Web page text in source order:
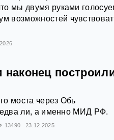
мы двумя руками
возможностей
моста через Обь
едва ли, а именно МИД РФ.
13490 23.12.2025